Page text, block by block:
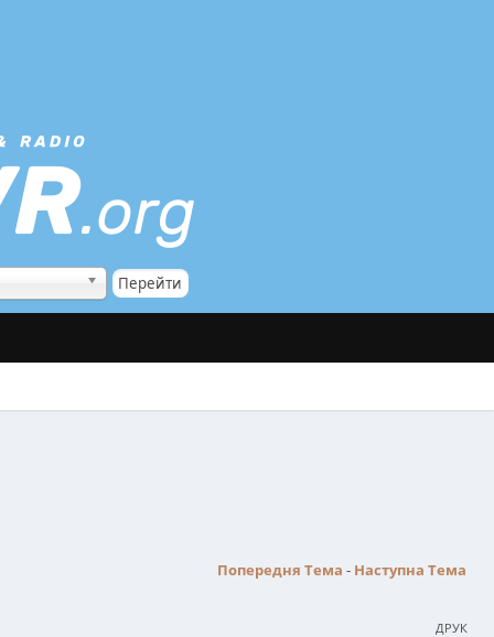
Попередня Тема - Наступна Тема
ДРУК